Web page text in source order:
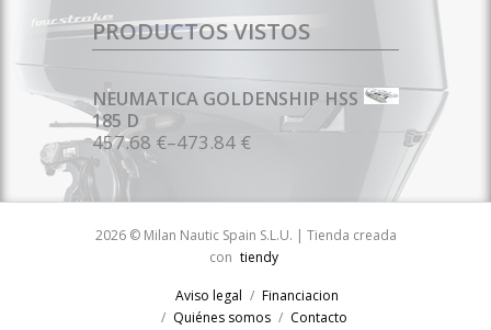
PRODUCTOS VISTOS
NEUMATICA GOLDENSHIP HSS
185 D
457.68 €–473.84 €
2026 © Milan Nautic Spain S.L.U. | Tienda creada
con tiendy
Aviso legal
Financiacion
Quiénes somos
Contacto